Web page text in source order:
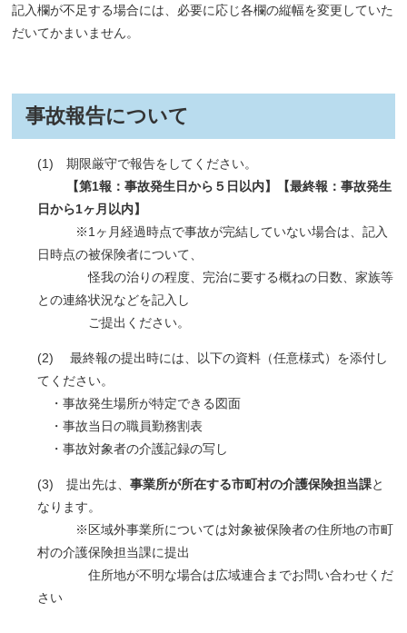
記入欄が不足する場合には、必要に応じ各欄の縦幅を変更していた
だいてかまいません。
事故報告について
(1) 期限厳守で報告をしてください。
【第1報：事故発生日から５日以内】【最終報：事故発生
日から1ヶ月以内】
※1ヶ月経過時点で事故が完結していない場合は、記入
日時点の被保険者について、
怪我の治りの程度、完治に要する概ねの日数、家族等
との連絡状況などを記入し
ご提出ください。
(2) 最終報の提出時には、以下の資料（任意様式）を添付し
てください。
・事故発生場所が特定できる図面
・事故当日の職員勤務割表
・事故対象者の介護記録の写し
(3) 提出先は、事業所が所在する市町村の介護保険担当課と
なります。
※区域外事業所については対象被保険者の住所地の市町
村の介護保険担当課に提出
住所地が不明な場合は広域連合までお問い合わせくだ
さい